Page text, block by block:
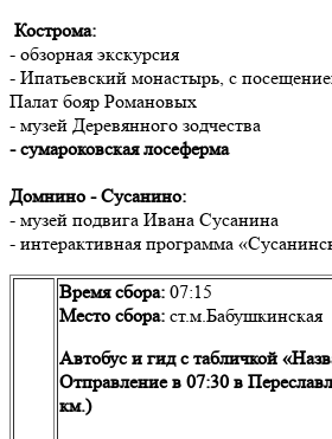
Кострома:
- обзорная экскурсия
- Ипатьевский монастырь, с
Палат бояр Романовых
- музей Деревянного зодчества
- сумароковская лосеферма
Домнино -Сусанино:
- музей подвига Ивана Сусанина
- интерактивная программа
Время сбора: 07:15
Место сбора: ст.м.Бабушкинская
Автобус и гид с табличкой
Отправление в 07:30 в
км.)